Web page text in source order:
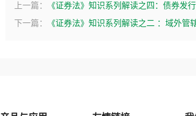
上一篇：
《证券法》知识系列解读之四：债券发
下一篇：
《证券法》知识系列解读之二 ：域外管